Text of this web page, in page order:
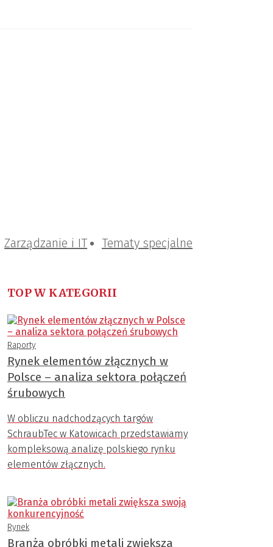
Zarządzanie i IT Tematy specjalne
TOP W KATEGORII
Raporty
Rynek elementów złącznych w
Polsce – analiza sektora połączeń
śrubowych
W obliczu nadchodzących targów
SchraubTec w Katowicach przedstawiamy
kompleksową analizę polskiego rynku
elementów złącznych.
Rynek
Branża obróbki metali zwiększa